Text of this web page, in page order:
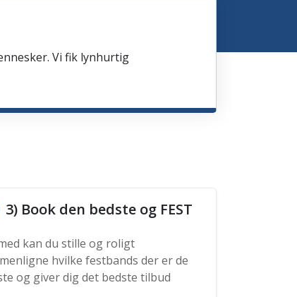
Vi fik lynhurtig
3) Book den bedste og FEST
kan du stille og roligt
hvilke festbands der er de
og giver dig det bedste tilbud